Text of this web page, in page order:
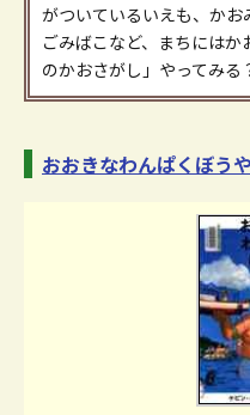
がついているいえも、か
ごみばこなど、まちには
のかおさがし」やってみる
おおきなわんぱくぼうや